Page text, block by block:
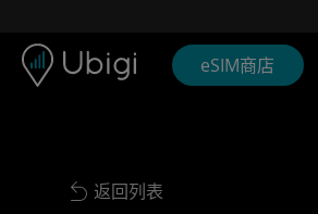
eSIM商店
Back to list
返回列表